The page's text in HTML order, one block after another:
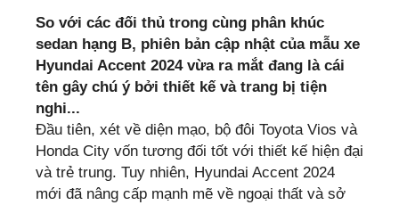
So với các đối thủ trong cùng phân khúc
sedan hạng B, phiên bản cập nhật của mẫu xe
Hyundai Accent 2024 vừa ra mắt đang là cái
tên gây chú ý bởi thiết kế và trang bị tiện
nghi...
Đầu tiên, xét về diện mạo, bộ đôi Toyota Vios và
Honda City vốn tương đối tốt với thiết kế hiện đại
và trẻ trung. Tuy nhiên, Hyundai Accent 2024
mới đã nâng cấp mạnh mẽ về ngoại thất và sở